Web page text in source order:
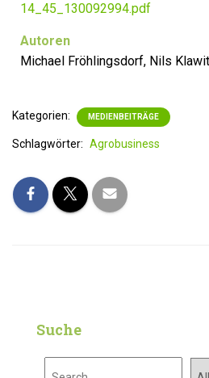
14_45_130092994.pdf
Autoren
Michael Fröhlingsdorf, Nils
Kategorien: MEDIENBEITRÄGE
Schlagwörter: Agrobusiness
Suche